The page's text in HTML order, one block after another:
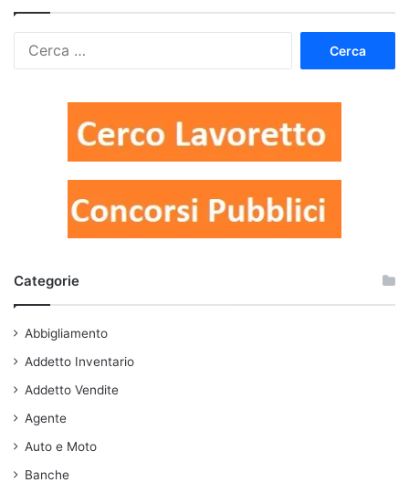
Categorie
Abbigliamento
Addetto Inventario
Addetto Vendite
Agente
Auto e Moto
Banche